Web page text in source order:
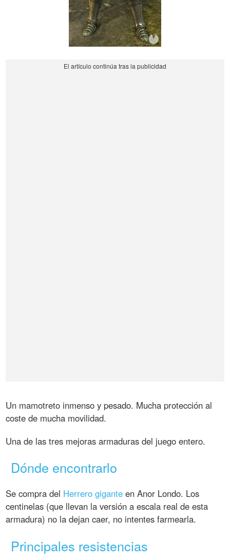
Un mamotreto inmenso y pesado. Mucha protección al
coste de mucha movilidad.
Una de las tres mejoras armaduras del juego entero.
Dónde encontrarlo
Se compra del Herrero gigante en Anor Londo. Los
centinelas (que llevan la versión a escala real de esta
armadura) no la dejan caer, no intentes farmearla.
Principales resistencias